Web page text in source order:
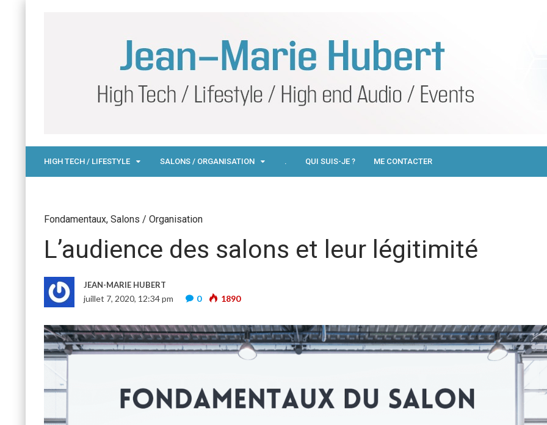
HIGH TECH / LIFESTYLE SALONS / ORGANISATION . QUI SUIS-JE ? ME CONTACTER
Fondamentaux, Salons / Organisation
L’audience des salons et leur légitimité
JEAN-MARIE HUBERT
juillet 7, 2020, 12:34 pm 0 1890